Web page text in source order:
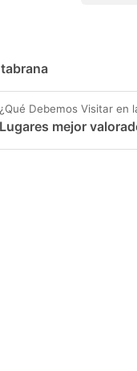
¿Qué Debemos Visitar en
Lugares mejor